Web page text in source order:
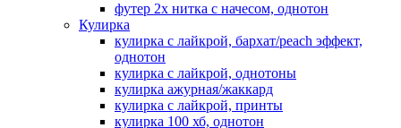
футер 2х нитка с начесом, однотон
Кулирка
кулирка с лайкрой, бархат/peach эффект,
однотон
кулирка с лайкрой, однотоны
кулирка ажурная/жаккард
кулирка с лайкрой, принты
кулирка 100 хб, однотон